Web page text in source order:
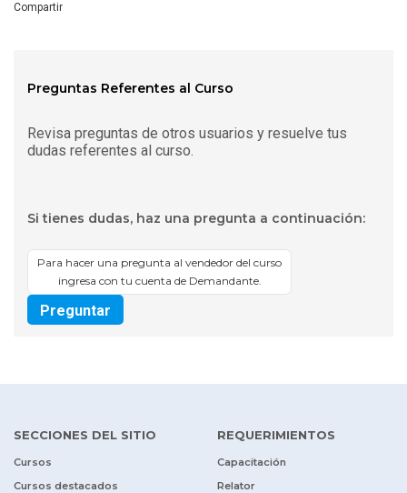
Compartir
Preguntas Referentes al Curso
Revisa preguntas de otros usuarios y resuelve tus
dudas referentes al curso.
Si tienes dudas, haz una pregunta a continuación:
Para hacer una pregunta al vendedor del curso
ingresa con tu cuenta de Demandante.
Preguntar
SECCIONES DEL SITIO
Cursos
Cursos destacados
REQUERIMIENTOS
Capacitación
Relator